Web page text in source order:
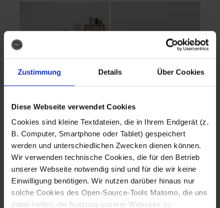
Zustimmung Details Über Cookies
Diese Webseite verwendet Cookies
Cookies sind kleine Textdateien, die in Ihrem Endgerät (z.
B. Computer, Smartphone oder Tablet) gespeichert
werden und unterschiedlichen Zwecken dienen können.
Wir verwenden technische Cookies, die für den Betrieb
unserer Webseite notwendig sind und für die wir keine
Einwilligung benötigen. Wir nutzen darüber hinaus nur
solche Cookies des Open-Source-Tools Matomo, die uns
dabei helfen, die Nutzung unserer Webseite zu
Fotografo: Lorenz
Sternbach
Download
Fotografo: Lorenz
Sternbach
Download